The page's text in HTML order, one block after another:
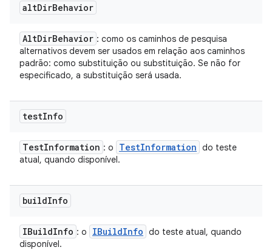
altDirBehavior
AltDirBehavior : como os caminhos de pesquisa
alternativos devem ser usados em relação aos caminhos
padrão: como substituição ou substituição. Se não for
especificado, a substituição será usada.
testInfo
TestInformation : o TestInformation do teste
atual, quando disponível.
buildInfo
IBuildInfo : o IBuildInfo do teste atual, quando
disponível.